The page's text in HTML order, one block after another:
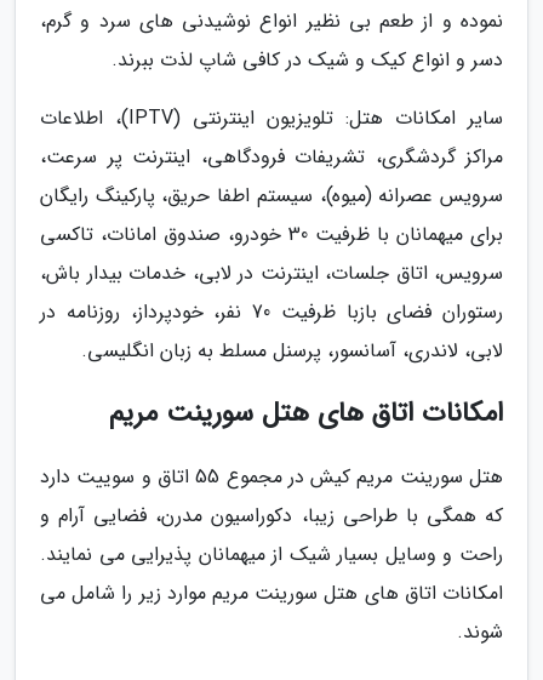
نموده و از طعم بی نظیر انواع نوشیدنی های سرد و گرم،
دسر و انواع کیک و شیک در کافی شاپ لذت ببرند.
سایر امکانات هتل: تلویزیون اینترنتی (IPTV)، اطلاعات
مراکز گردشگری، تشریفات فرودگاهی، اینترنت پر سرعت،
سرویس عصرانه (میوه)، سیستم اطفا حریق، پارکینگ رایگان
برای میهمانان با ظرفیت 30 خودرو، صندوق امانات، تاکسی
سرویس، اتاق جلسات، اینترنت در لابی، خدمات بیدار باش،
رستوران فضای بازبا ظرفیت 70 نفر، خودپرداز، روزنامه در
لابی، لاندری، آسانسور، پرسنل مسلط به زبان انگلیسی.
امکانات اتاق های هتل سورینت مریم
هتل سورینت مریم کیش در مجموع 55 اتاق و سوییت دارد
که همگی با طراحی زیبا، دکوراسیون مدرن، فضایی آرام و
راحت و وسایل بسیار شیک از میهمانان پذیرایی می نمایند.
امکانات اتاق های هتل سورینت مریم موارد زیر را شامل می
شوند.